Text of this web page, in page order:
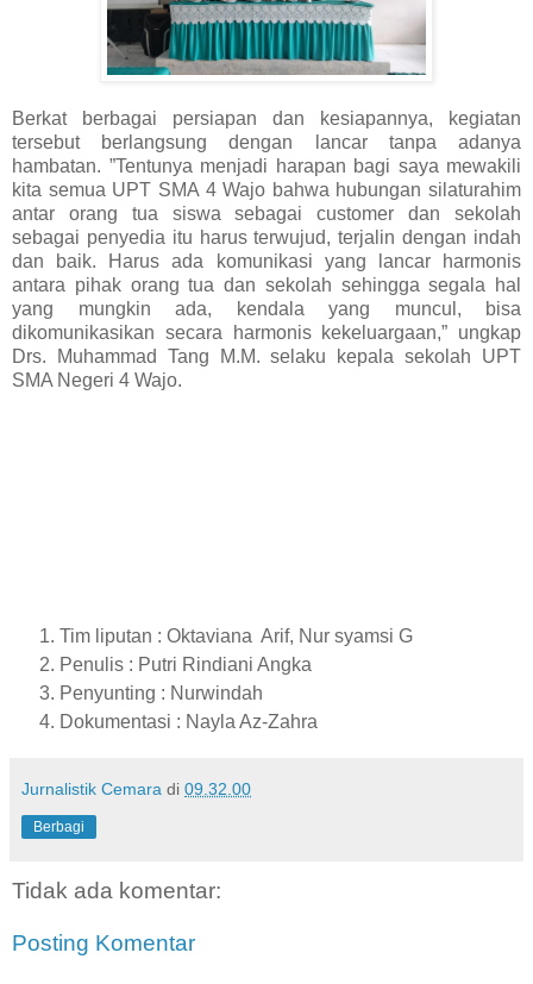
Berkat berbagai persiapan dan kesiapannya, kegiatan
tersebut berlangsung dengan lancar tanpa adanya
hambatan. ”Tentunya menjadi harapan bagi saya mewakili
kita semua UPT SMA 4 Wajo bahwa hubungan silaturahim
antar orang tua siswa sebagai customer dan sekolah
sebagai penyedia itu harus terwujud, terjalin dengan indah
dan baik. Harus ada komunikasi yang lancar harmonis
antara pihak orang tua dan sekolah sehingga segala hal
yang mungkin ada, kendala yang muncul, bisa
dikomunikasikan secara harmonis kekeluargaan,” ungkap
Drs. Muhammad Tang M.M. selaku kepala sekolah UPT
SMA Negeri 4 Wajo.
Tim liputan : Oktaviana Arif, Nur syamsi G
Penulis : Putri Rindiani Angka
Penyunting : Nurwindah
Dokumentasi : Nayla Az-Zahra
Jurnalistik Cemara di 09.32.00
Berbagi
Tidak ada komentar:
Posting Komentar